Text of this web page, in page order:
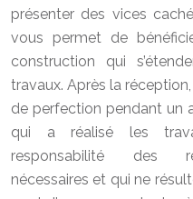
présenter des vices
vous permet de
construction qui
travaux. Après la
de perfection pendant un
qui a réalisé les
responsabilité des
nécessaires et qui ne